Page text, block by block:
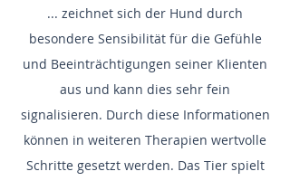
... zeichnet sich der Hund durch
besondere Sensibilität für die Gefühle
und Beeinträchtigungen seiner Klienten
aus und kann dies sehr fein
signalisieren. Durch diese Informationen
können in weiteren Therapien wertvolle
Schritte gesetzt werden. Das Tier spielt